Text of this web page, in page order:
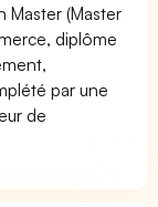
Master (Master
diplôme
par une
de